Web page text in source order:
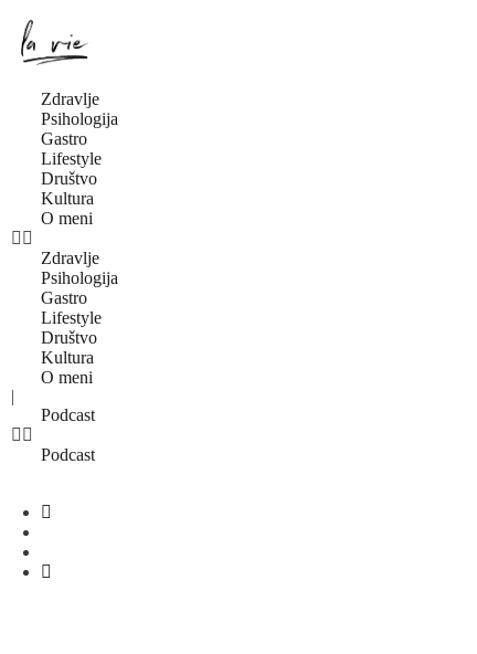
Zdravlje
Psihologija
Gastro
Lifestyle
Društvo
Kultura
O meni
Zdravlje
Psihologija
Gastro
Lifestyle
Društvo
Kultura
O meni
|
Podcast
Podcast